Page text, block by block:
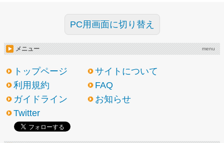
PC用画面に切り替え
メニュー menu
トップページ
サイトについて
利用規約
FAQ
ガイドライン
お知らせ
Twitter